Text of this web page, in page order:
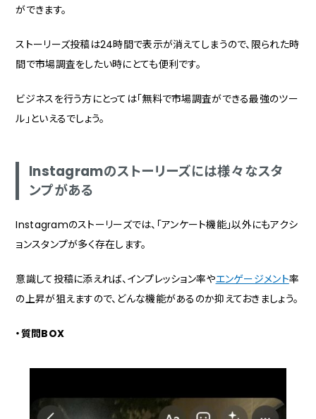
ができます。
ストーリーズ投稿は24時間で表示が消えてしまうので、限られた時
間で市場調査をしたい時にとても便利です。
ビジネスを行う方にとっては「無料で市場調査ができる最強のツー
ル」といえるでしょう。
Instagramのストーリーズには様々なスタ
ンプがある
Instagramのストーリーズでは、「アンケート機能」以外にもアクシ
ョンスタンプが多く存在します。
意識して投稿に添えれば、インプレッション率やエンゲージメント率
の上昇が狙えますので、どんな機能があるのか抑えておきましょう。
・質問BOX